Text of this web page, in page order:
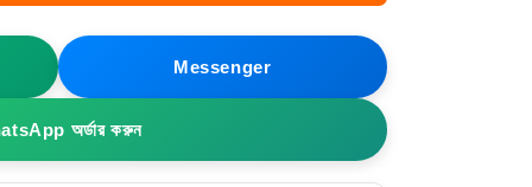
Messenger
অর্ডার করুন